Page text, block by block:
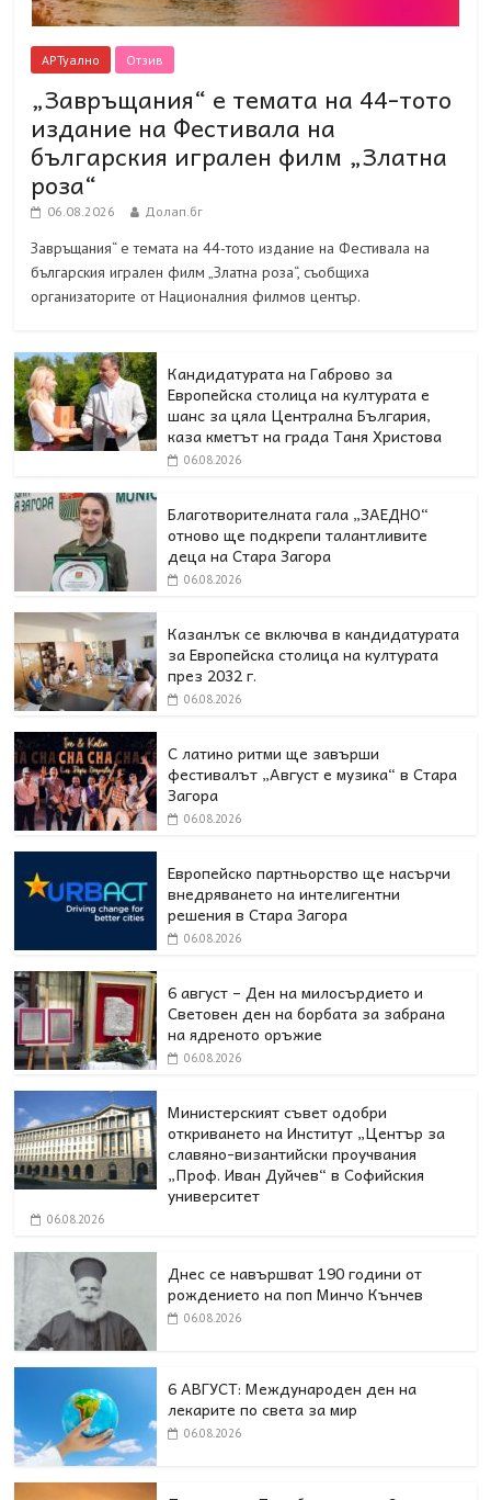
АРТуално Отзив
„Завръщания“ е темата на 44-тото
издание на Фестивала на
българския игрален филм „Златна
роза“
06.08.2026 Долап.бг
Завръщания“ е темата на 44-тото издание на Фестивала на
българския игрален филм „Златна роза“, съобщиха
организаторите от Националния филмов център.
Кандидатурата на Габрово за
Европейска столица на културата е
шанс за цяла Централна България,
каза кметът на града Таня Христова
06.08.2026
Благотворителната гала „ЗАЕДНО“
отново ще подкрепи талантливите
деца на Стара Загора
06.08.2026
Казанлък се включва в кандидатурата
за Европейска столица на културата
през 2032 г.
06.08.2026
С латино ритми ще завърши
фестивалът „Август е музика“ в Стара
Загора
06.08.2026
Европейско партньорство ще насърчи
внедряването на интелигентни
решения в Стара Загора
06.08.2026
6 август – Ден на милосърдието и
Световен ден на борбата за забрана
на ядреното оръжие
06.08.2026
Министерският съвет одобри
откриването на Институт „Център за
славяно-византийски проучвания
„Проф. Иван Дуйчев“ в Софийския
университет
06.08.2026
Днес се навършват 190 години от
рождението на поп Минчо Кънчев
06.08.2026
6 АВГУСТ: Международен ден на
лекарите по света за мир
06.08.2026